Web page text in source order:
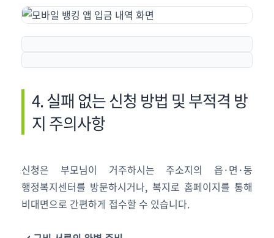
4. 실패 없는 신청 방법 및 부적격 방
지 주의사항
신청은 부모님이 거주하시는 주소지의 읍·면·동
행정복지센터를 방문하시거나, 복지로 홈페이지를 통해
비대면으로 간편하게 접수할 수 있습니다.